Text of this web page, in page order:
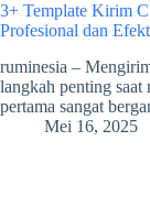
3+ Template Kirim
Profesional dan
ruminesia –
langkah penting saat
pertama sangat
Mei 16, 2025